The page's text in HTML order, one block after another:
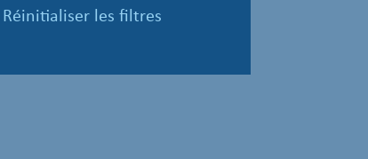
réinitialiser les filtres